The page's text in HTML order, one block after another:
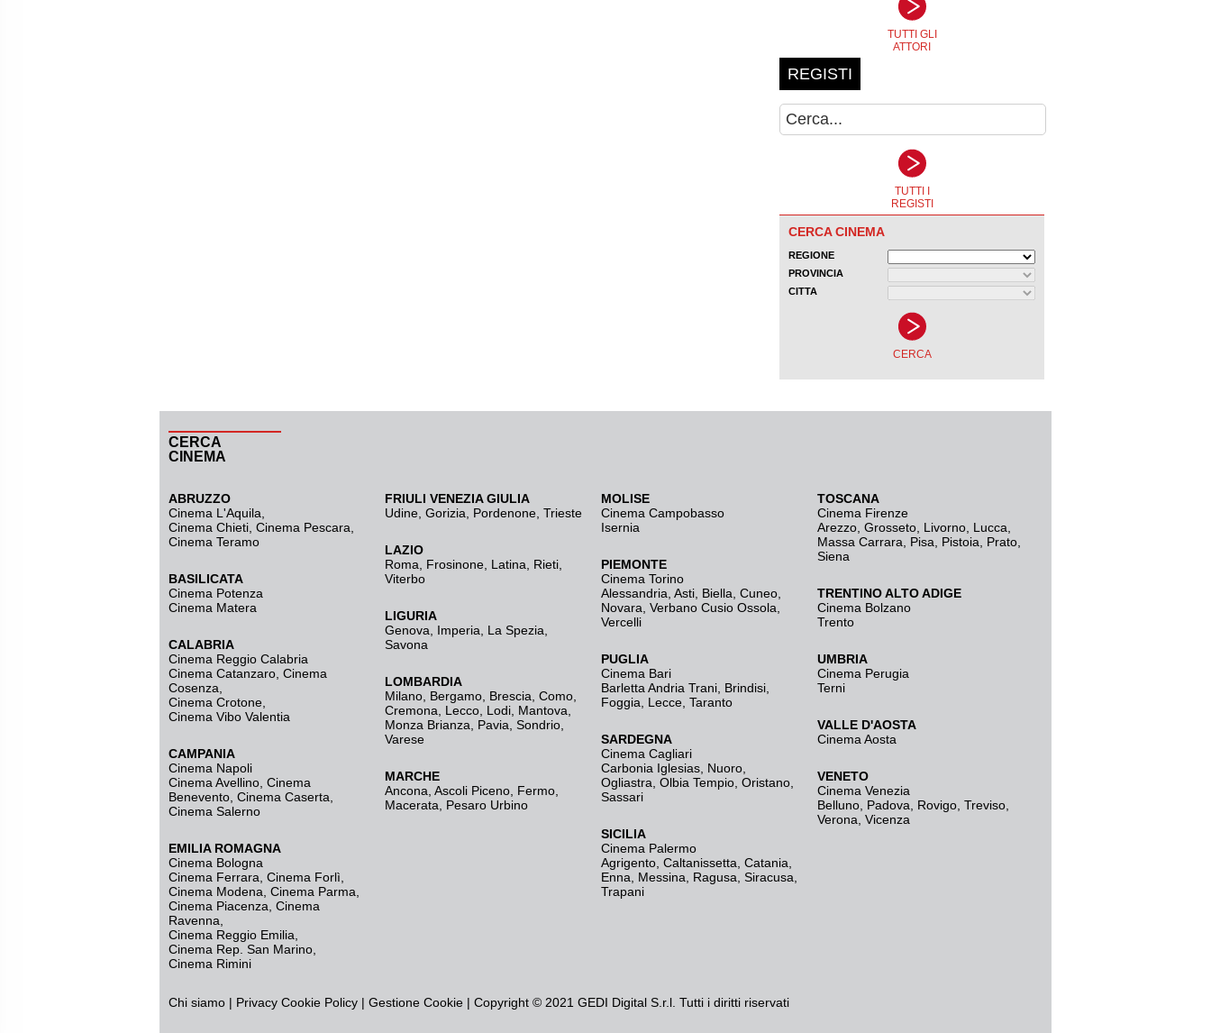
CERCA
CINEMA
ABRUZZO
Cinema L'Aquila
Cinema Chieti, Cinema Pescara,
Cinema Teramo
BASILICATA
Cinema Potenza
Cinema Matera
CALABRIA
Cinema Reggio Calabria
Cinema Catanzaro Cinema
Cosenza
Cinema Crotone
Cinema Vibo Valentia
CAMPANIA
Cinema Napoli
Cinema Avellino Cinema
Benevento Cinema Caserta
Cinema Salerno
EMILIA ROMAGNA
Cinema Bologna
Cinema Ferrara Cinema Forlì
Cinema Modena Cinema Parma
Cinema Piacenza Cinema
Ravenna
Cinema Reggio Emilia
Cinema Rep. San Marino
Cinema Rimini
FRIULI VENEZIA GIULIA
Udine Gorizia Pordenone Trieste
LAZIO
Roma
Frosinone Latina Rieti
Viterbo
LIGURIA
Genova
Imperia La Spezia
Savona
LOMBARDIA
Milano Bergamo Brescia, Como
Cremona
Lecco Lodi Mantova
Monza Brianza
Pavia Sondrio
Varese
MARCHE
Ancona Ascoli Piceno Fermo
Macerata
Pesaro Urbino
MOLISE
Cinema Campobasso
Isernia
PIEMONTE
Cinema Torino
Alessandria Asti Biella Cuneo
Novara Verbano Cusio Ossola
Vercelli
PUGLIA
Cinema Bari
Barletta Andria Trani Brindisi
Foggia
Lecce Taranto
SARDEGNA
Cinema Cagliari
Carbonia Iglesias Nuoro
Ogliastra Olbia Tempio Oristano
Sassari
SICILIA
Cinema Palermo
Agrigento Caltanissetta Catania
Enna
Messina Ragusa Siracusa
Trapani
TOSCANA
Cinema Firenze
Arezzo Grosseto Livorno Lucca
Massa Carrara
Pisa Pistoia Prato
Siena
TRENTINO ALTO ADIGE
Cinema Bolzano
Trento
UMBRIA
Cinema Perugia
Terni
VALLE D'AOSTA
Cinema Aosta
VENETO
Cinema Venezia
Belluno Padova Rovigo Treviso
Verona Vicenza
Chi siamo | Privacy Cookie Policy | Gestione Cookie | Copyright © 2021 GEDI Digital S.r.l. Tutti i diritti riservati